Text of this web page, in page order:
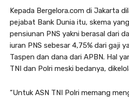
Kepada Bergelora.com di Jakarta
pejabat Bank Dunia itu, skema
pensiunan PNS yakni berasal dari
iuran PNS sebesar 4,75% dari gaji
Taspen dan dana dari APBN. Hal
TNI dan Polri meski bedanya,
“Untuk ASN TNI Polri memang